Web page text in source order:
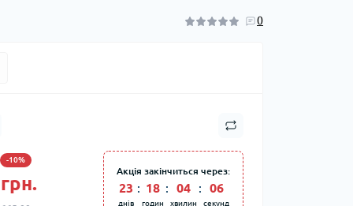
0
-10%
Акція закінчиться через:
23
днів
: 18
годин
: 04
хвилин
: 05
секунд